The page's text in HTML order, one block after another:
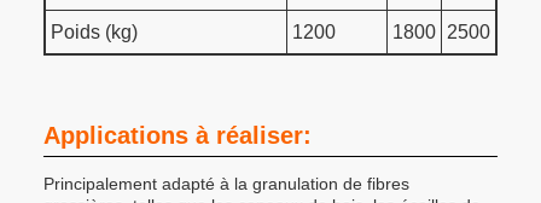
Poids (kg) 1200 1800 2500
Applications à réaliser:
Principalement adapté à la granulation de fibres